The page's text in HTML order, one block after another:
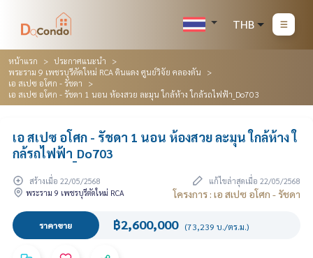
THB
หน้าแรก
ประกาศแนะนำ
พระราม 9 เพชรบุรีตัดใหม่ RCA ดินแดง ศูนย์วิจัย คลองตัน
เอ สเปซ อโศก - รัชดา
เอ สเปซ อโศก - รัชดา 1 นอน ห้องสวย ละมุน ใกล้ห้าง ใกล้รถไฟฟ้า_Do703
เอ สเปซ อโศก - รัชดา 1 นอน ห้องสวย ละมุน ใกล้ห้าง ใ
กล้รถไฟฟ้า_Do703
สร้างเมื่อ 22/05/2568
แก้ไขล่าสุดเมื่อ 22/05/2568
พระราม 9 เพชรบุรีตัดใหม่ RCA
โครงการ : เอ สเปซ อโศก - รัชดา
ราคาขาย ฿2,600,000 (73,239 บ./ตร.ม.)